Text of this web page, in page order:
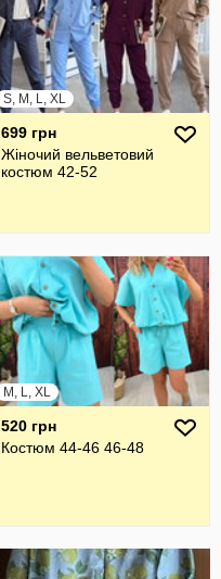
S, M, L, XL
699 грн
Жіночий вельветовий
костюм 42-52
M, L, XL
520 грн
Костюм 44-46 46-48